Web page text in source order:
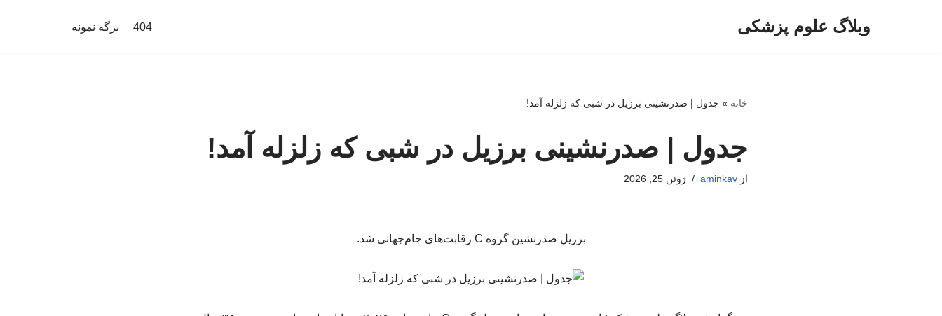
وبلاگ علوم پزشکی 404 برگه نمونه
خانه » جدول | صدرنشینی برزیل در شبی که زلزله آمد!
جدول | صدرنشینی برزیل در شبی که زلزله آمد!
ازaminkav ژوئن 25, 2026
برزیل صدرنشین گروه C رقابت‌های جام‌جهانی شد.